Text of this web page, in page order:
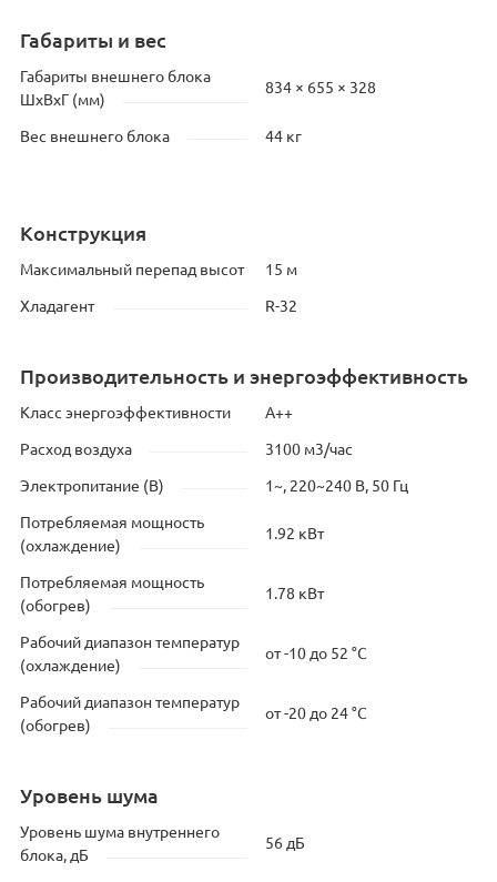
Габариты и вес
Габариты внешнего блока
ШхВхГ (мм)
834 × 655 × 328
Вес внешнего блока 44 кг
Конструкция
Максимальный перепад высот 15 м
Хладагент R-32
Производительность и энергоэффективность
Класс энергоэффективности A++
Расход воздуха 3100 м3/час
Электропитание (В) 1~, 220~240 В, 50 Гц
Потребляемая мощность
(охлаждение)
1.92 кВт
Потребляемая мощность
(обогрев)
1.78 кВт
Рабочий диапазон температур
(охлаждение)
от -10 до 52 °C
Рабочий диапазон температур
(обогрев)
от -20 до 24 °C
Уровень шума
Уровень шума внутреннего
блока, дБ
56 дБ